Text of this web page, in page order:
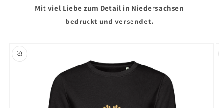
Mit viel Liebe zum Detail in Niedersachsen
bedruckt und versendet.